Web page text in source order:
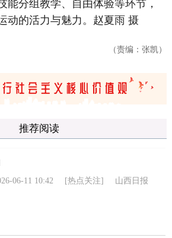
能分组教学、自由体验等环节，
动的活力与魅力。赵夏雨 摄
（责编：张凯）
推荐阅读
06-11 10:42 [热点关注] 山西日报